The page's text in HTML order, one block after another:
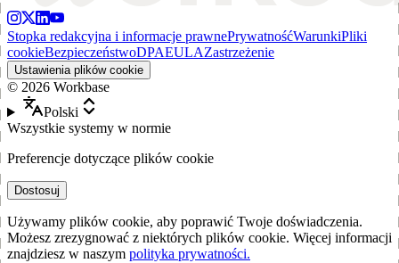
Stopka redakcyjna i informacje prawnePrywatnośćWarunkiPliki
cookieBezpieczeństwoDPAEULAZastrzeżenie
Ustawienia plików cookie
© 2026 Workbase
Polski
Wszystkie systemy w normie
Preferencje dotyczące plików cookie
Dostosuj
Używamy plików cookie, aby poprawić Twoje doświadczenia.
Możesz zrezygnować z niektórych plików cookie. Więcej informacji
znajdziesz w naszym polityka prywatności.